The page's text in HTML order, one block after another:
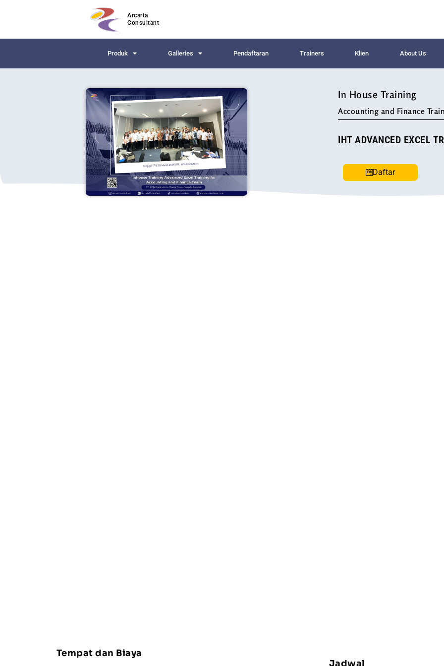
Arcarta
Consultant
Produk Galleries Pendaftaran Trainers Klien About Us
In House Training
Accounting and Finance
IHT ADVANCED EXCEL
Daftar
Tempat dan Biaya
Jadwal